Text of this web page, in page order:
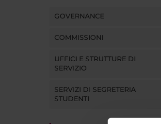
GOVERNANCE
COMMISSIONI
UFFICI E STRUTTURE DI
SERVIZIO
SERVIZI DI SEGRETERIA
STUDENTI